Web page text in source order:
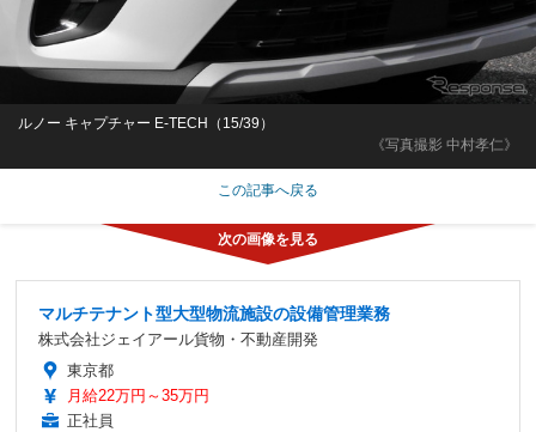
《写真撮影 中村孝仁》
ルノー キャプチャー E-TECH（15/39）
この記事へ戻る
マルチテナント型大型物流施設の設備管理業務
株式会社ジェイアール貨物・不動産開発
東京都
月給22万円～35万円
正社員